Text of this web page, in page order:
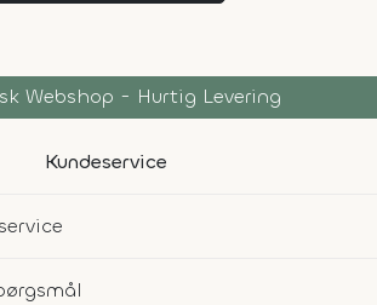
Webshop - Hurtig Levering
Kundeservice